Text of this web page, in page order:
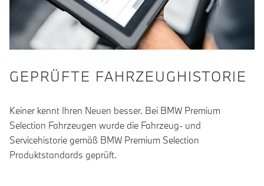
GEPRÜFTE FAHRZEUGHISTORIE
Keiner kennt Ihren Neuen besser. Bei BMW Premium
Selection Fahrzeugen wurde die Fahrzeug- und
Servicehistorie gemäß BMW Premium Selection
Produktstandards geprüft.